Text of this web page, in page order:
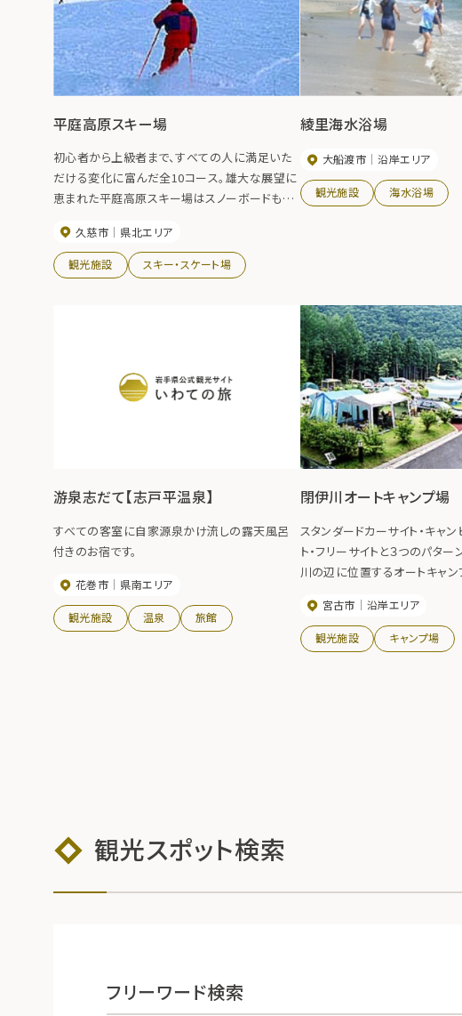
平庭高原スキー場
初心者から上級者まで、すべての人に満足いた
だける変化に富んだ全10コース。雄大な展望に
恵まれた平庭高原スキー場はスノーボードも全
山地の雄大な眺望がファンの心をとらえていま
す。
久慈市 県北エリア
観光施設 スキー・スケート場
綾里海水浴場
大船渡市 沿岸エリア
観光施設 海水浴場
游泉志だて【志戸平温泉】
すべての客室に自家源泉かけ流しの露天風呂
付きのお宿です。
花巻市 県南エリア
観光施設 温泉 旅館
閉伊川オートキャンプ場
スタンダードカーサイト・キャ
ト・フリーサイトと３つのパタ
川の辺に位置するオートキャン
トには２０Ａの電源まで完備し
に入浴も可能なのでキャンプ初
て長期滞在が楽しめる。釣りの
宮古市 沿岸エリア
観光施設 キャンプ場
観光スポット検索
フリーワード検索